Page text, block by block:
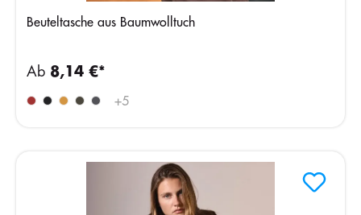
Beuteltasche aus Baumwolltuch
+5
Ab 8,14 €*